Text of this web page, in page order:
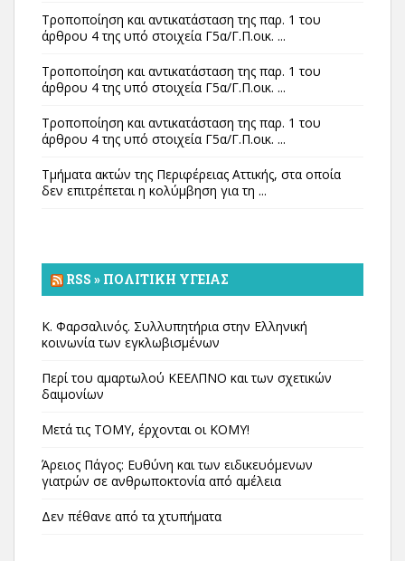
Τροποποίηση και αντικατάσταση της παρ. 1 του
άρθρου 4 της υπό στοιχεία Γ5α/Γ.Π.οικ. ...
Τροποποίηση και αντικατάσταση της παρ. 1 του
άρθρου 4 της υπό στοιχεία Γ5α/Γ.Π.οικ. ...
Τροποποίηση και αντικατάσταση της παρ. 1 του
άρθρου 4 της υπό στοιχεία Γ5α/Γ.Π.οικ. ...
Τμήματα ακτών της Περιφέρειας Αττικής, στα οποία
δεν επιτρέπεται η κολύμβηση για τη ...
RSS » ΠΟΛΙΤΙΚΉ ΥΓΕΊΑΣ
Κ. Φαρσαλινός. Συλλυπητήρια στην Ελληνική
κοινωνία των εγκλωβισμένων
Περί του αμαρτωλού ΚΕΕΛΠΝΟ και των σχετικών
δαιμονίων
Μετά τις ΤΟΜΥ, έρχονται οι ΚΟΜΥ!
Άρειος Πάγος: Ευθύνη και των ειδικευόμενων
γιατρών σε ανθρωποκτονία από αμέλεια
Δεν πέθανε από τα χτυπήματα